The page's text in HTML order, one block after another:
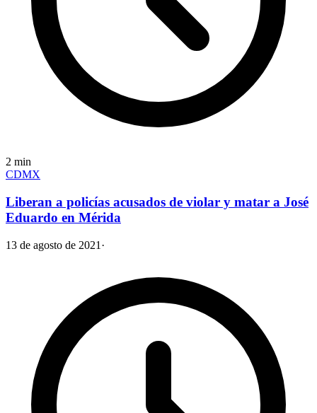
2 min
CDMX
Liberan a policías acusados de violar y matar a José
Eduardo en Mérida
13 de agosto de 2021 ·